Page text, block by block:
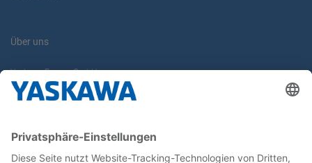
Über uns
Yaskawa Europe GmbH
Karriere
Newsletter